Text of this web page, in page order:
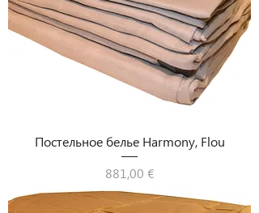
Постельное белье Harmony, Flou
Цена
881,00 €